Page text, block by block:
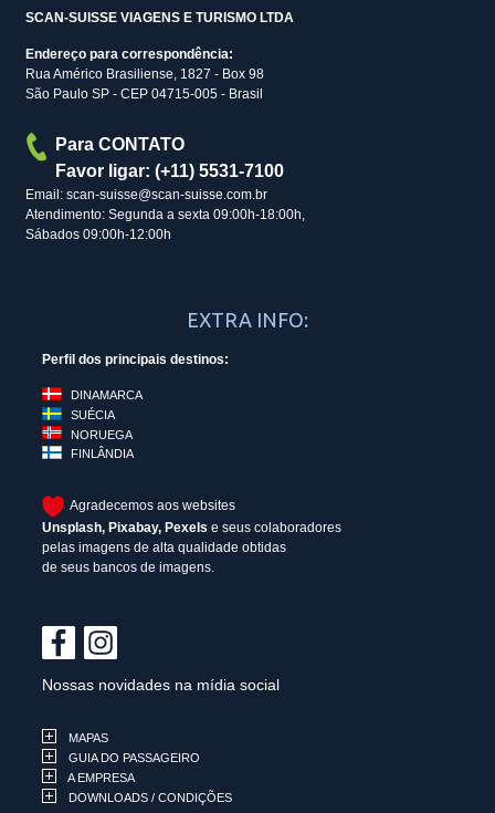
SCAN-SUISSE VIAGENS E TURISMO LTDA
Endereço para correspondência:
Rua Américo Brasiliense, 1827 - Box 98
São Paulo SP - CEP 04715-005 - Brasil
Para CONTATO
Favor ligar: (+11) 5531-7100
Email: scan-suisse@scan-suisse.com.br
Atendimento: Segunda a sexta 09:00h-18:00h,
Sábados 09:00h-12:00h
EXTRA INFO:
Perfil dos principais destinos:
DINAMARCA
SUÉCIA
NORUEGA
FINLÂNDIA
Agradecemos aos websites
Unsplash,Pixabay,Pexels e seus colaboradores
pelas imagens de alta qualidade obtidas
de seus bancos de imagens.
Nossas novidades na mídia social
MAPAS
GUIA DO PASSAGEIRO
A EMPRESA
DOWNLOADS / CONDIÇÕES